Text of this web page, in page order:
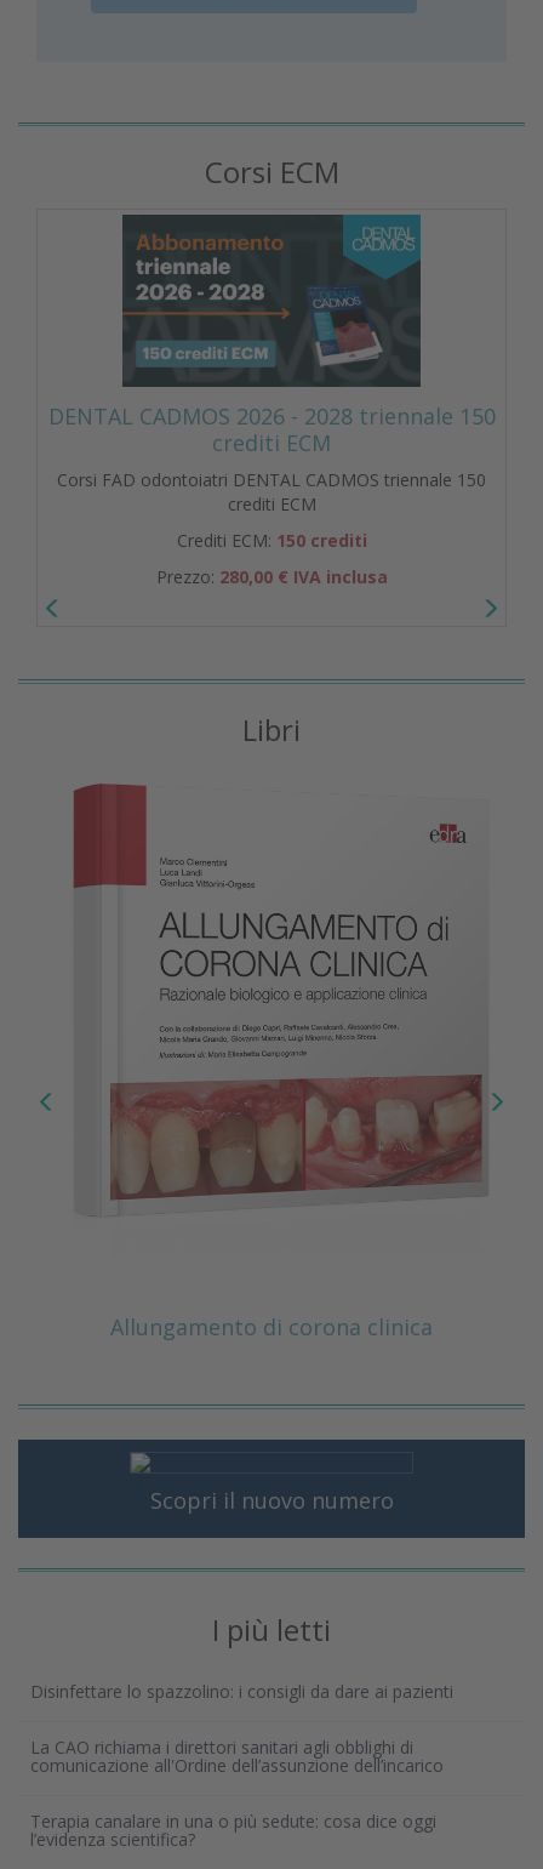
Corsi ECM
DENTAL CADMOS 2026 - 2028 triennale 150
crediti ECM
Corsi FAD odontoiatri DENTAL CADMOS triennale 150
crediti ECM
Crediti ECM: 150 crediti
Prezzo: 280,00 € IVA inclusa
Libri
Allungamento di corona clinica
Scopri il nuovo numero
I più letti
Disinfettare lo spazzolino: i consigli da dare ai pazienti
La CAO richiama i direttori sanitari agli obblighi di
comunicazione all'Ordine dell’assunzione dell’incarico
Terapia canalare in una o più sedute: cosa dice oggi
l’evidenza scientifica?